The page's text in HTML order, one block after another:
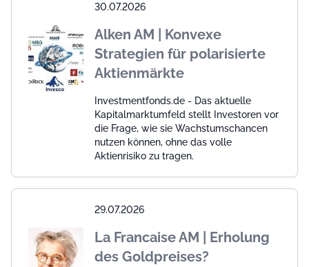
30.07.2026
Alken AM | Konvexe
Strategien für polarisierte
Aktienmärkte
Investmentfonds.de - Das aktuelle
Kapitalmarktumfeld stellt Investoren vor
die Frage, wie sie Wachstumschancen
nutzen können, ohne das volle
Aktienrisiko zu tragen.
29.07.2026
La Francaise AM | Erholung
des Goldpreises?